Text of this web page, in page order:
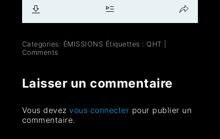
Categories: ÉMISSIONS Étiquettes : QHT
Comments
Laisser un commentaire
Vous devezvous connecter pour publier un
commentaire.